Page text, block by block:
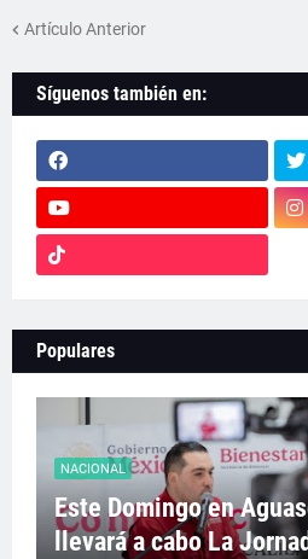
Artículo Anterior
Síguenos también en:
Populares
NACIONAL
Este Domingo en
llevará a cabo La